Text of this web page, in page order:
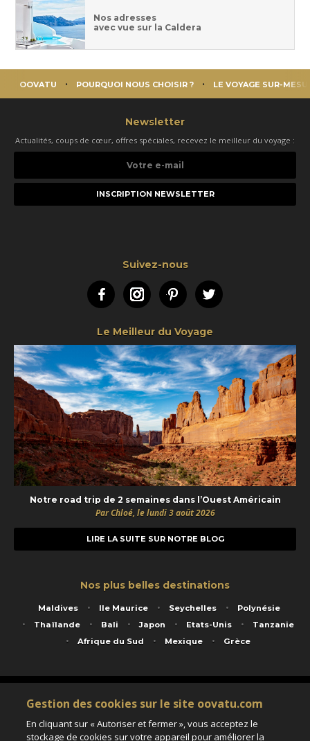
Nos adresses
avec vue sur la Caldera
OOVATU POURQUOI NOUS CHOISIR ? LE VOYAGE SUR-
Newsletter
Actualités, coups de cœur, offres spéciales, recevez le meilleur du voyage :
e-
Suivez-nous
FacebookInstagramPinterestTwitter
Le Meilleur du Voyage
Notre road trip de 2 semaines dans l’Ouest Américain
Par Chloé, le lundi 3 août 2026
LIRE LA SUITE SUR NOTRE BLOG
Nos plus belles destinations
Maldives Ile Maurice Seychelles
Polynésie
Thaïlande
Bali Japon Etats-Unis
Tanzanie
Afrique du Sud
Mexique Grèce
Service animé par Nautil Voyages - 22 rue Georges Picquart 75017 Paris - S.A.S
au capital de 155 696 euros - RCS Paris B 423 671 973 - Code APE 7911Z
Matricule Atout France IM075100020 - Garantie financière Groupama - Agrément IATA
Gestion des cookies sur le site oovatu.com
En cliquant sur « Autoriser et fermer », vous acceptez le
stockage de cookies sur votre appareil pour améliorer la